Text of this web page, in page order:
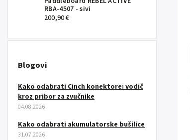
RBA-4507 - sivi
200,90 €
Blogovi
Kako odabrati Cinch konektore: vodič
kroz pribor za zvučnike
04.08.2026
Kako odabrati akumulatorske bušilice
31.07.2026